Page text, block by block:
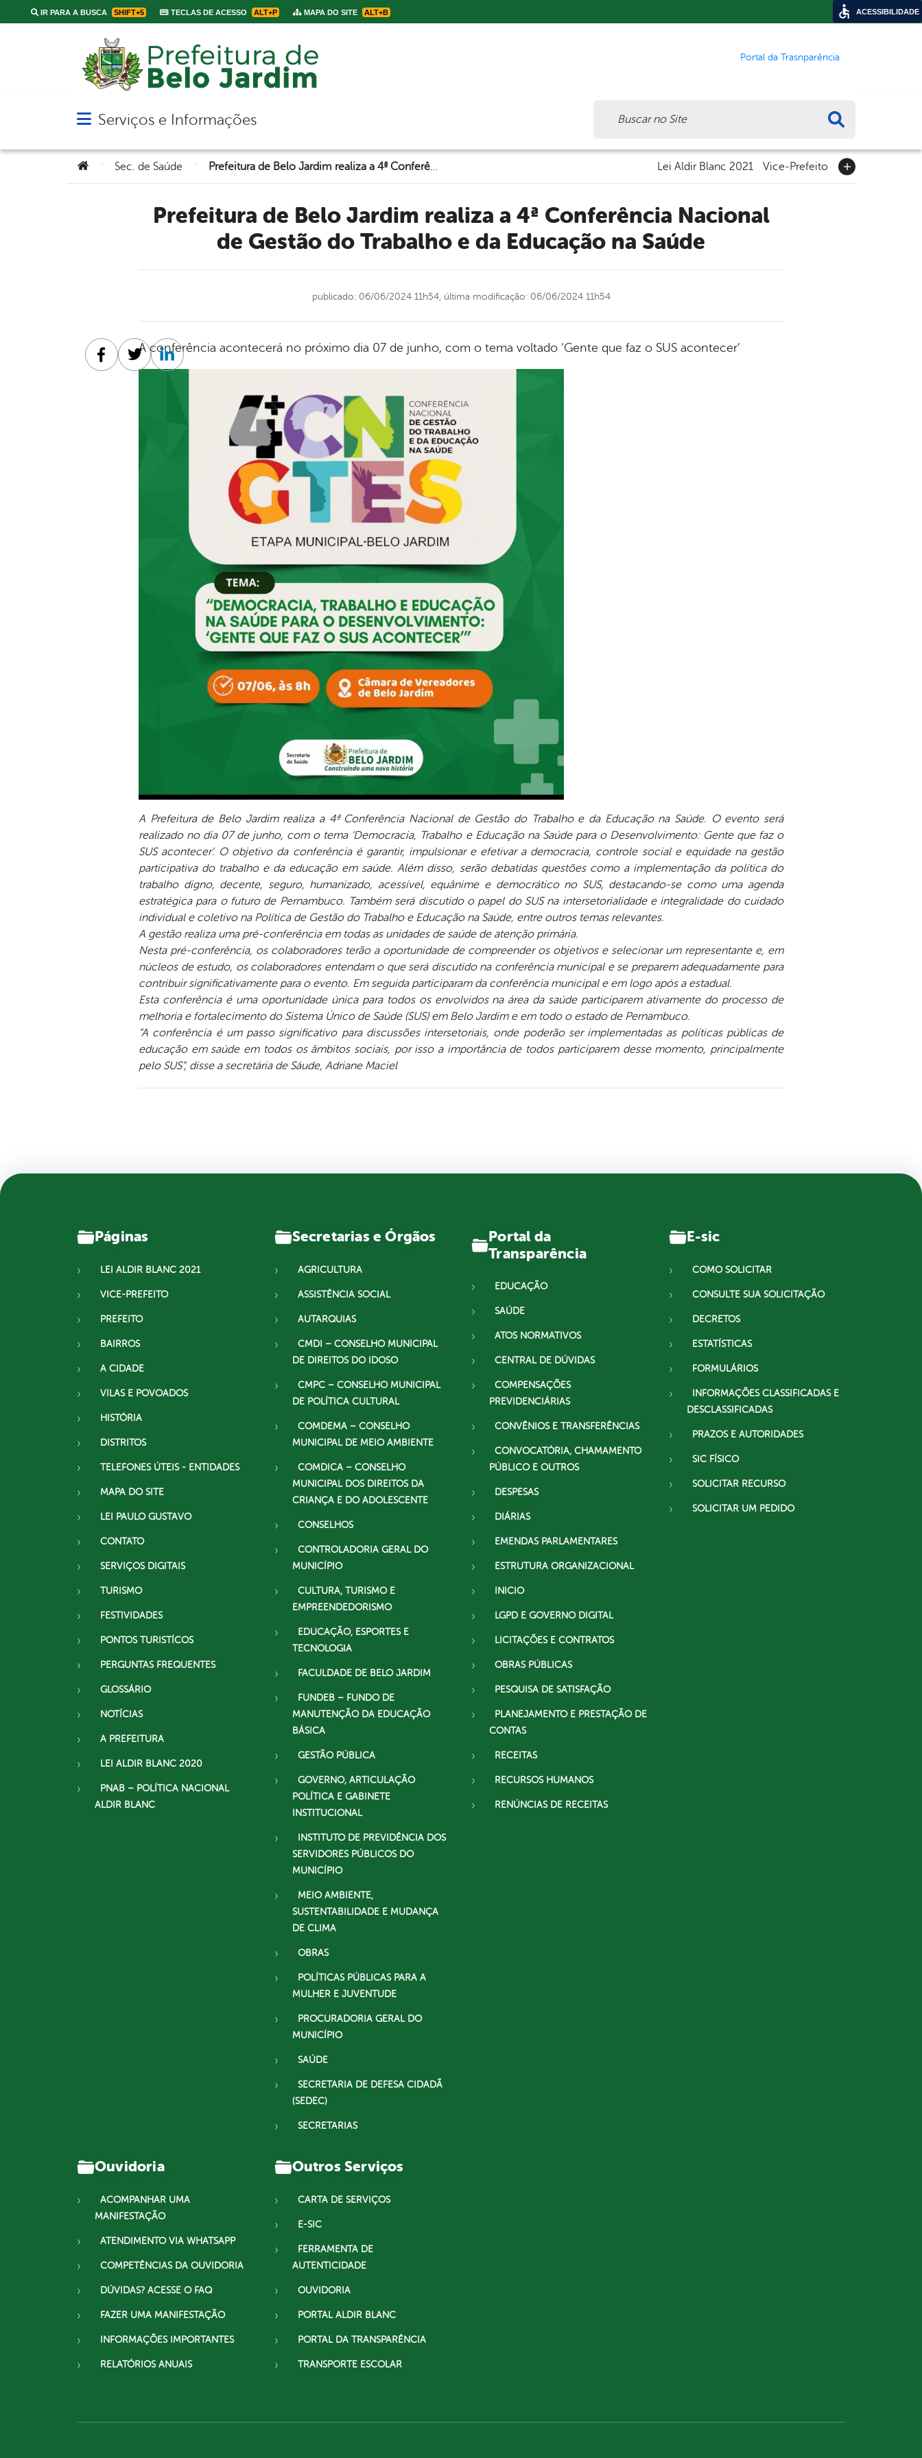
IR PARA A BUSCA SHIFT+5 TECLAS DE ACESSO ALT+P MAPA DO SITE ALT+B
Portal da Trasnparência
Abrir menu principal de navegação
Serviços e Informações
Você está aqui:Sec. de Saúde Lei Aldir Blanc 2021 Vice-Prefeito
Prefeitura de Belo Jardim realiza a 4ª Conferência Nacional
de Gestão do Trabalho e da Educação na Saúde
publicado: 06/06/2024 11h54, última modificação: 06/06/2024 11h54
A conferência acontecerá no próximo dia 07 de junho, com o tema voltado ‘Gente que faz o SUS acontecer’
A Prefeitura de Belo Jardim realiza a 4ª Conferência Nacional de Gestão do Trabalho e da Educação na Saúde. O evento será
realizado no dia 07 de junho, com o tema ‘Democracia, Trabalho e Educação na Saúde para o Desenvolvimento: Gente que faz o
SUS acontecer’. O objetivo da conferência é garantir, impulsionar e efetivar a democracia, controle social e equidade na gestão
participativa do trabalho e da educação em saúde. Além disso, serão debatidas questões como a implementação da política do
trabalho digno, decente, seguro, humanizado, acessível, equânime e democrático no SUS, destacando-se como uma agenda
estratégica para o futuro de Pernambuco. Também será discutido o papel do SUS na intersetorialidade e integralidade do cuidado
individual e coletivo na Política de Gestão do Trabalho e Educação na Saúde, entre outros temas relevantes.
A gestão realiza uma pré-conferência em todas as unidades de saúde de atenção primária.
Nesta pré-conferência, os colaboradores terão a oportunidade de compreender os objetivos e selecionar um representante e, em
núcleos de estudo, os colaboradores entendam o que será discutido na conferência municipal e se preparem adequadamente para
contribuir significativamente para o evento. Em seguida participaram da conferência municipal e em logo após a estadual.
Esta conferência é uma oportunidade única para todos os envolvidos na área da saúde participarem ativamente do processo de
melhoria e fortalecimento do Sistema Único de Saúde (SUS) em Belo Jardim e em todo o estado de Pernambuco.
“A conferência é um passo significativo para discussões intersetoriais, onde poderão ser implementadas as políticas públicas de
educação em saúde em todos os âmbitos sociais, por isso a importância de todos participarem desse momento, principalmente
pelo SUS”, disse a secretária de Sáude, Adriane Maciel
Facebook
TwitterLinkedin
Páginas
LEI ALDIR BLANC 2021
VICE-PREFEITO
PREFEITO
BAIRROS
A CIDADE
VILAS E POVOADOS
HISTÓRIA
DISTRITOS
TELEFONES ÚTEIS - ENTIDADES
MAPA DO SITE
LEI PAULO GUSTAVO
CONTATO
SERVIÇOS DIGITAIS
TURISMO
FESTIVIDADES
PONTOS TURISTÍCOS
PERGUNTAS FREQUENTES
GLOSSÁRIO
NOTÍCIAS
A PREFEITURA
LEI ALDIR BLANC 2020
PNAB – POLÍTICA NACIONAL
ALDIR BLANC
Secretarias e Órgãos
AGRICULTURA
ASSISTÊNCIA SOCIAL
AUTARQUIAS
CMDI – CONSELHO MUNICIPAL
DE DIREITOS DO IDOSO
CMPC – CONSELHO MUNICIPAL
DE POLÍTICA CULTURAL
COMDEMA – CONSELHO
MUNICIPAL DE MEIO AMBIENTE
COMDICA – CONSELHO
MUNICIPAL DOS DIREITOS DA
CRIANÇA E DO ADOLESCENTE
CONSELHOS
CONTROLADORIA GERAL DO
MUNICÍPIO
CULTURA, TURISMO E
EMPREENDEDORISMO
EDUCAÇÃO, ESPORTES E
TECNOLOGIA
FACULDADE DE BELO JARDIM
FUNDEB – FUNDO DE
MANUTENÇÃO DA EDUCAÇÃO
BÁSICA
GESTÃO PÚBLICA
GOVERNO, ARTICULAÇÃO
POLÍTICA E GABINETE
INSTITUCIONAL
INSTITUTO DE PREVIDÊNCIA DOS
SERVIDORES PÚBLICOS DO
MUNICÍPIO
MEIO AMBIENTE,
SUSTENTABILIDADE E MUDANÇA
DE CLIMA
OBRAS
POLÍTICAS PÚBLICAS PARA A
MULHER E JUVENTUDE
PROCURADORIA GERAL DO
MUNICÍPIO
SAÚDE
SECRETARIA DE DEFESA CIDADÃ
(SEDEC)
SECRETARIAS
Portal da
Transparência
EDUCAÇÃO
SAÚDE
ATOS NORMATIVOS
CENTRAL DE DÚVIDAS
COMPENSAÇÕES
PREVIDENCIÁRIAS
CONVÊNIOS E TRANSFERÊNCIAS
CONVOCATÓRIA, CHAMAMENTO
PÚBLICO E OUTROS
DESPESAS
DIÁRIAS
EMENDAS PARLAMENTARES
ESTRUTURA ORGANIZACIONAL
INICIO
LGPD E GOVERNO DIGITAL
LICITAÇÕES E CONTRATOS
OBRAS PÚBLICAS
PESQUISA DE SATISFAÇÃO
PLANEJAMENTO E PRESTAÇÃO DE
CONTAS
RECEITAS
RECURSOS HUMANOS
RENÚNCIAS DE RECEITAS
E-sic
COMO SOLICITAR
CONSULTE SUA SOLICITAÇÃO
DECRETOS
ESTATÍSTICAS
FORMULÁRIOS
INFORMAÇÕES CLASSIFICADAS E
DESCLASSIFICADAS
PRAZOS E AUTORIDADES
SIC FÍSICO
SOLICITAR RECURSO
SOLICITAR UM PEDIDO
Ouvidoria
ACOMPANHAR UMA
MANIFESTAÇÃO
ATENDIMENTO VIA WHATSAPP
COMPETÊNCIAS DA OUVIDORIA
DÚVIDAS? ACESSE O FAQ
FAZER UMA MANIFESTAÇÃO
INFORMAÇÕES IMPORTANTES
RELATÓRIOS ANUAIS
Outros Serviços
CARTA DE SERVIÇOS
E-SIC
FERRAMENTA DE
AUTENTICIDADE
OUVIDORIA
PORTAL ALDIR BLANC
PORTAL DA TRANSPARÊNCIA
TRANSPORTE ESCOLAR
ACESSIBILIDADE